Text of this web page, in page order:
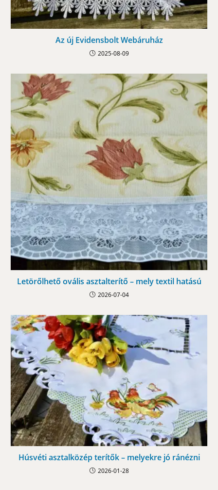
Az új Evidensbolt Webáruház
2025-08-09
Letörőlhető ovális asztalterítő – mely textil hatású
2026-07-04
Húsvéti asztalközép terítők – melyekre jó ránézni
2026-01-28